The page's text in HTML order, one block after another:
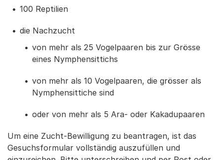
100 Reptilien
die Nachzucht
von mehr als 25 Vogelpaaren bis zur Grösse
eines Nymphensittichs
von mehr als 10 Vogelpaaren, die grösser als
Nymphensittiche sind
oder von mehr als 5 Ara- oder Kakadupaaren
Um eine Zucht-Bewilligung zu beantragen, ist das
Gesuchsformular vollständig auszufüllen und